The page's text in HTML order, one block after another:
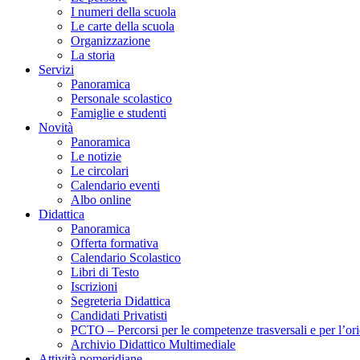
I numeri della scuola
Le carte della scuola
Organizzazione
La storia
Servizi
Panoramica
Personale scolastico
Famiglie e studenti
Novità
Panoramica
Le notizie
Le circolari
Calendario eventi
Albo online
Didattica
Panoramica
Offerta formativa
Calendario Scolastico
Libri di Testo
Iscrizioni
Segreteria Didattica
Candidati Privatisti
PCTO – Percorsi per le competenze trasversali e per
Archivio Didattico Multimediale